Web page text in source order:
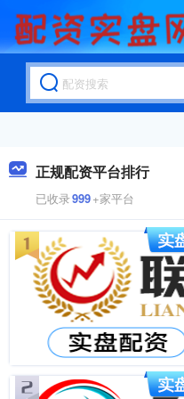
正规配资平台排行
已收录999+家平台